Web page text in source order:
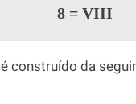
8 =VIII
é construído da